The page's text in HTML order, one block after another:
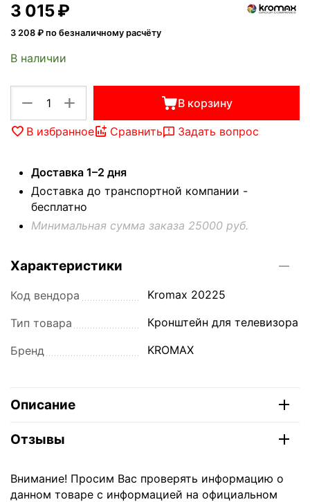
3 015₽
3 208 ₽ по безналичному расчёту
В наличии
+
− В корзину
В избранное Сравнить Задать вопрос
Доставка 1–2 дня
Доставка до транспортной компании -
бесплатно
Минимальная сумма заказа 25000 руб.
Характеристики
Код вендора Kromax 20225
Тип товара Кронштейн для телевизора
Бренд KROMAX
Описание
Отзывы
Внимание! Просим Вас проверять информацию о
данном товаре с информацией на официальном